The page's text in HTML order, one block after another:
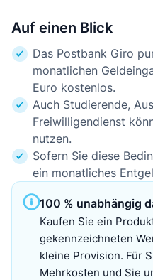
Auf einen Blick
Das Postbank Giro
monatlichen
Euro kostenlos.
Auch Studierende,
Freiwilligendienst
nutzen.
Sofern Sie diese
ein monatliches
100 % unabhängig
Kaufen Sie ein
gekennzeichneten
kleine Provision. Für
Mehrkosten und Sie